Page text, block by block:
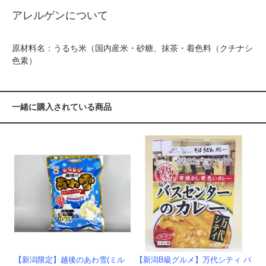
アレルゲンについて
原材料名：うるち米（国内産米・砂糖、抹茶・着色料（クチナシ
色素）
一緒に購入されている商品
【新潟限定】越後のあわ雪(ミル
【新潟B級グルメ】万代シティ バ